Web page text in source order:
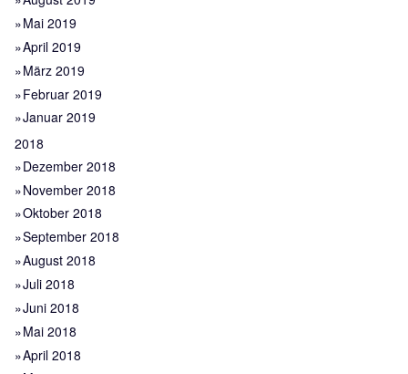
Mai 2019
April 2019
März 2019
Februar 2019
Januar 2019
2018
Dezember 2018
November 2018
Oktober 2018
September 2018
August 2018
Juli 2018
Juni 2018
Mai 2018
April 2018